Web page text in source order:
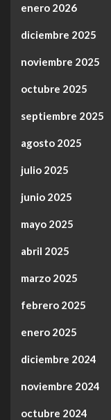
enero 2026
diciembre 2025
noviembre 2025
octubre 2025
septiembre 2025
agosto 2025
julio 2025
junio 2025
mayo 2025
abril 2025
marzo 2025
febrero 2025
enero 2025
diciembre 2024
noviembre 2024
octubre 2024